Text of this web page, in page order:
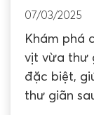
07/03/2025
Khám phá
vịt vừa thư
đặc biệt,
thư giãn